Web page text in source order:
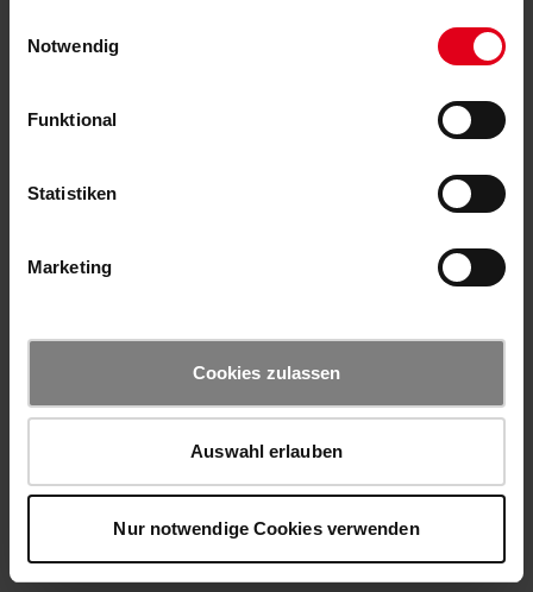
Notwendig
Funktional
Statistiken
Marketing
Cookies zulassen
Auswahl erlauben
Nur notwendige Cookies verwenden